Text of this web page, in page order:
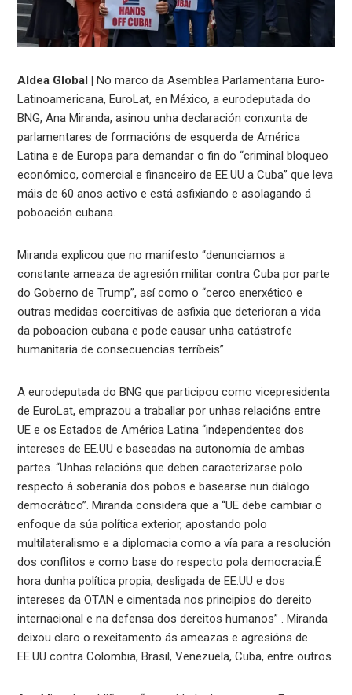
Aldea Global | No marco da Asemblea Parlamentaria Euro-
Latinoamericana, EuroLat, en México, a eurodeputada do
BNG, Ana Miranda, asinou unha declaración conxunta de
parlamentares de formacións de esquerda de América
Latina e de Europa para demandar o fin do “criminal bloqueo
económico, comercial e financeiro de EE.UU a Cuba” que leva
máis de 60 anos activo e está asfixiando e asolagando á
poboación cubana.
Miranda explicou que no manifesto “denunciamos a
constante ameaza de agresión militar contra Cuba por parte
do Goberno de Trump”, así como o “cerco enerxético e
outras medidas coercitivas de asfixia que deterioran a vida
da poboacion cubana e pode causar unha catástrofe
humanitaria de consecuencias terríbeis”.
A eurodeputada do BNG que participou como vicepresidenta
de EuroLat, emprazou a traballar por unhas relacións entre
UE e os Estados de América Latina “independentes dos
intereses de EE.UU e baseadas na autonomía de ambas
partes. “Unhas relacións que deben caracterizarse polo
respecto á soberanía dos pobos e basearse nun diálogo
democrático”. Miranda considera que a “UE debe cambiar o
enfoque da súa política exterior, apostando polo
multilateralismo e a diplomacia como a vía para a resolución
dos conflitos e como base do respecto pola democracia.É
hora dunha política propia, desligada de EE.UU e dos
intereses da OTAN e cimentada nos principios do dereito
internacional e na defensa dos dereitos humanos” . Miranda
deixou claro o rexeitamento ás ameazas e agresións de
EE.UU contra Colombia, Brasil, Venezuela, Cuba, entre outros.